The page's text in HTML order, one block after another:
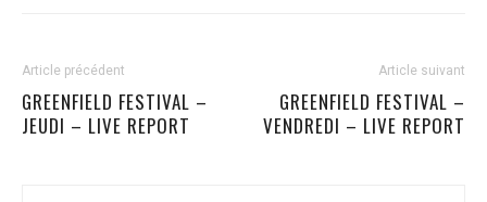
Article précédent
GREENFIELD FESTIVAL –
JEUDI – LIVE REPORT
Article suivant
GREENFIELD FESTIVAL –
VENDREDI – LIVE REPORT